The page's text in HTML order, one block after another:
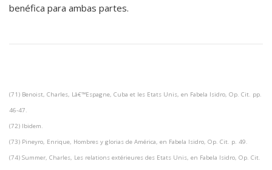
benéfica para ambas partes.
(71) Benoist, Charles, Lâ€™Espagne, Cuba et les Etats Unis, en Fabela Isidro, Op. Cit. pp.
46-47.
(72) Ibidem.
(73) Pineyro, Enrique, Hombres y glorias de América, en Fabela Isidro, Op. Cit. p. 49.
(74) Summer, Charles, Les relations extérieures des Etats Unis, en Fabela Isidro, Op. Cit.